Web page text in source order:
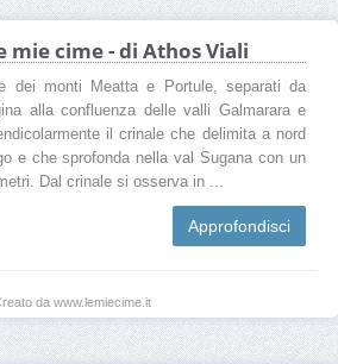
mie cime - di Athos Viali
dei monti Meatta e Portule, separati da
alla confluenza delle valli Galmarara e
il crinale che delimita a nord
e che sprofonda nella val Sugana con un
Dal crinale si osserva in ...
Approfondisci
da www.lemiecime.it